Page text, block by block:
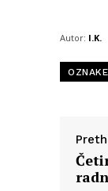
Autor: I.K.
OZNAKE